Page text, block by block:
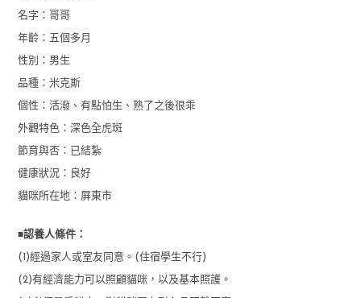
名字：哥哥
年齡：五個多月
性別：男生
品種：米克斯
個性：活潑、有點怕生、熟了之後很乖
外觀特色：深色全虎斑
節育與否：已結紮
健康狀況：良好
貓咪所在地：屏東市
■認養人條件：
(1)經過家人或室友同意。(住宿學生不行)
(2)有經濟能力可以照顧貓咪，以及基本照護。